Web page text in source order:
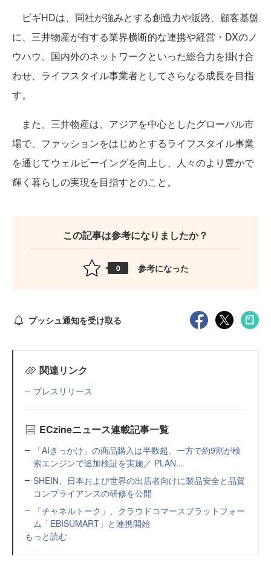
ビギHDは、同社が強みとする創造力や販路、顧客基盤
に、三井物産が有する業界横断的な連携や経営・DXのノ
ウハウ、国内外のネットワークといった総合力を掛け合
わせ、ライフスタイル事業者としてさらなる成長を目指
す。
また、三井物産は、アジアを中心としたグローバル市
場で、ファッションをはじめとするライフスタイル事業
を通じてウェルビーイングを向上し、人々のより豊かで
輝く暮らしの実現を目指すとのこと。
この記事は参考になりましたか？
0 参考になった
プッシュ通知を受け取る
関連リンク
プレスリリース
ECzineニュース連載記事一覧
「AIきっかけ」の商品購入は半数超、一方で約9割が検
索エンジンで追加検証を実施／ PLAN...
SHEIN、日本および世界の出店者向けに製品安全と品質
コンプライアンスの研修を公開
「チャネルトーク」、クラウドコマースプラットフォー
ム「EBISUMART」と連携開始
もっと読む